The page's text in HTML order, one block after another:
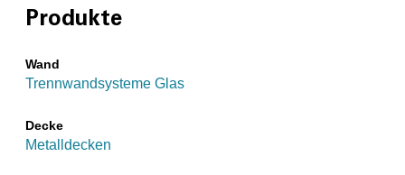
Produkte
Wand
Trennwandsysteme Glas
Decke
Metalldecken